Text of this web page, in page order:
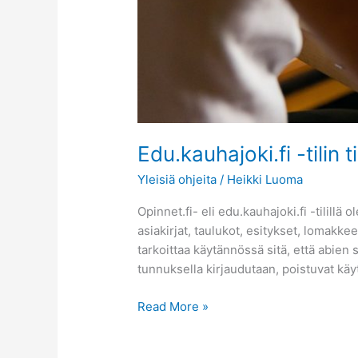
Edu.kauhajoki.fi -tilin
Yleisiä ohjeita / Heikki Luoma
Opinnet.fi- eli edu.kauhajoki.fi -tilillä
asiakirjat, taulukot, esitykset,
tarkoittaa käytännössä sitä, että
tunnuksella kirjaudutaan, poistuvat
Read More »